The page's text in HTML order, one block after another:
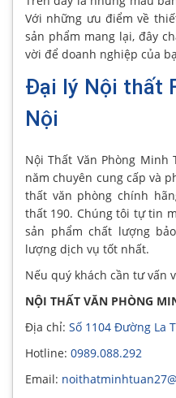
Với những ưu điểm về
sản phẩm mang lại, đây
vời để doanh nghiệp của
Đại lý Nội thất
Nội
Nội Thất Văn Phòng
năm chuyên cung cấp và
thất văn phòng chính
thất 190. Chúng tôi tự tin
sản phẩm chất lượng
lượng dịch vụ tốt nhất.
Nếu quý khách cần tư vấn
NỘI THẤT VĂN PHÒNG
Địa chỉ: Số 1104 Đường La
Hotline: 0989.088.292
Email: